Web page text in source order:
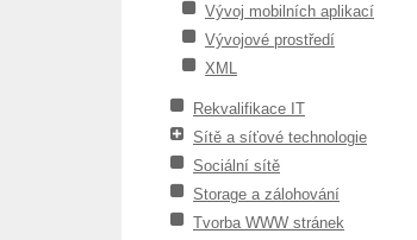
Vývoj mobilních aplikací
Vývojové prostředí
XML
Rekvalifikace IT
Sítě a síťové technologie
Sociální sítě
Storage a zálohování
Tvorba WWW stránek